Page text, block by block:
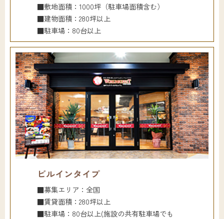
■敷地面積：1000坪（駐車場面積含む）
■建物面積：280坪以上
■駐車場：80台以上
ビルインタイプ
■募集エリア：全国
■賃貸面積：280坪以上
■駐車場：80台以上(施設の共有駐車場でも